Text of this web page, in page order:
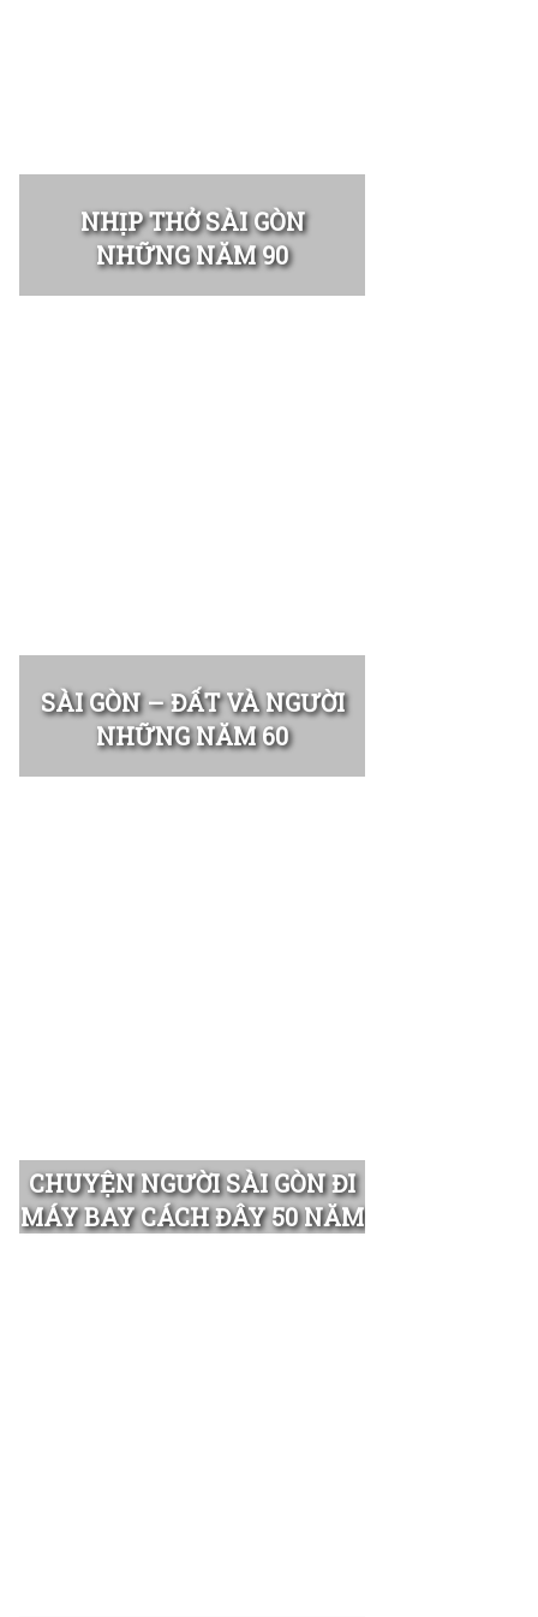
NHỊP THỞ SÀI GÒN
NHỮNG NĂM 90
SÀI GÒN – ĐẤT VÀ NGƯỜI
NHỮNG NĂM 60
CHUYỆN NGƯỜI SÀI GÒN ĐI
MÁY BAY CÁCH ĐÂY 50 NĂM